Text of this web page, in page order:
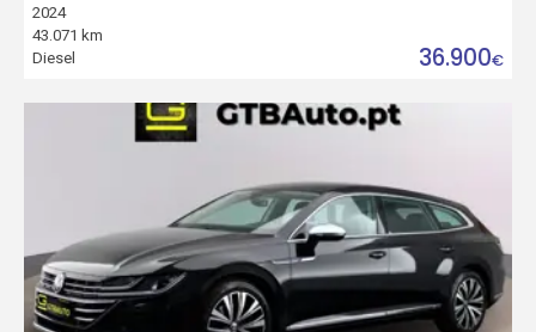
2024
43.071 km
Diesel
36.900€